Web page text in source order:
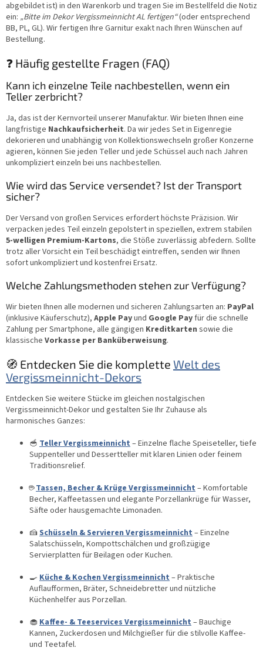
abgebildet ist) in den Warenkorb und tragen Sie im Bestellfeld die Notiz
ein: „Bitte im Dekor Vergissmeinnicht AL fertigen“(oder entsprechend
BB, PL, GL). Wir fertigen Ihre Garnitur exakt nach Ihren Wünschen auf
Bestellung.
❓ Häufig gestellte Fragen (FAQ)
Kann ich einzelne Teile nachbestellen, wenn ein
Teller zerbricht?
Ja, das ist der Kernvorteil unserer Manufaktur. Wir bieten Ihnen eine
langfristige Nachkaufsicherheit. Da wir jedes Set in Eigenregie
dekorieren und unabhängig von Kollektionswechseln großer Konzerne
agieren, können Sie jeden Teller und jede Schüssel auch nach Jahren
unkompliziert einzeln bei uns nachbestellen.
Wie wird das Service versendet? Ist der Transport
sicher?
Der Versand von großen Services erfordert höchste Präzision. Wir
verpacken jedes Teil einzeln gepolstert in speziellen, extrem stabilen
5-welligen Premium-Kartons, die Stöße zuverlässig abfedern. Sollte
trotz aller Vorsicht ein Teil beschädigt eintreffen, senden wir Ihnen
sofort unkompliziert und kostenfrei Ersatz.
Welche Zahlungsmethoden stehen zur Verfügung?
Wir bieten Ihnen alle modernen und sicheren Zahlungsarten an: PayPal
(inklusive Käuferschutz), Apple Payund Google Payfür die schnelle
Zahlung per Smartphone, alle gängigen Kreditkarten sowie die
klassische Vorkasse per Banküberweisung.
🧭 Entdecken Sie die komplette Welt des
Vergissmeinnicht-Dekors
Entdecken Sie weitere Stücke im gleichen nostalgischen
Vergissmeinnicht-Dekor und gestalten Sie Ihr Zuhause als
harmonisches Ganzes:
🥣 Teller Vergissmeinnicht– Einzelne flache Speiseteller, tiefe
Suppenteller und Dessertteller mit klaren Linien oder feinem
Traditionsrelief.
☕Tassen, Becher & Krüge Vergissmeinnicht– Komfortable
Becher, Kaffeetassen und elegante Porzellankrüge für Wasser,
Säfte oder hausgemachte Limonaden.
🍰 Schüsseln & Servieren Vergissmeinnicht– Einzelne
Salatschüsseln, Kompottschälchen und großzügige
Servierplatten für Beilagen oder Kuchen.
🍳 Küche & Kochen Vergissmeinnicht– Praktische
Auflaufformen, Bräter, Schneidebretter und nützliche
Küchenhelfer aus Porzellan.
🧁 Kaffee- & Teeservices Vergissmeinnicht– Bauchige
Kannen, Zuckerdosen und Milchgießer für die stilvolle Kaffee-
und Teetafel.